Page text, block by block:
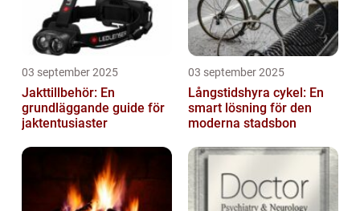
03 september 2025
Jakttillbehör: En
grundläggande guide för
jaktentusiaster
03 september 2025
Långstidshyra cykel: En
smart lösning för den
moderna stadsbon